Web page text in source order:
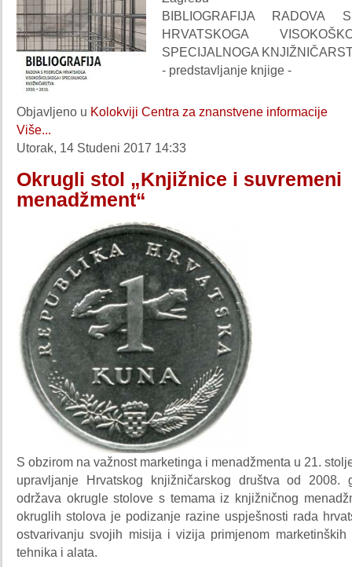
BIBLIOGRAFIJA RADOVA
HRVATSKOGA
SPECIJALNOGA
- predstavljanje knjige -
Objavljeno u Kolokviji Centra za znanstvene informacije
Više...
Utorak, 14 Studeni 2017 14:33
Okrugli stol „Knjižnice i suvremeni
menadžment“
S obzirom na važnost marketinga i menadžmenta u 21.
upravljanje Hrvatskog knjižničarskog društva od 2008.
održava okrugle stolove s temama iz knjižničnog
okruglih stolova je podizanje razine uspješnosti rada
ostvarivanju svojih misija i vizija primjenom marketinških
tehnika i alata.